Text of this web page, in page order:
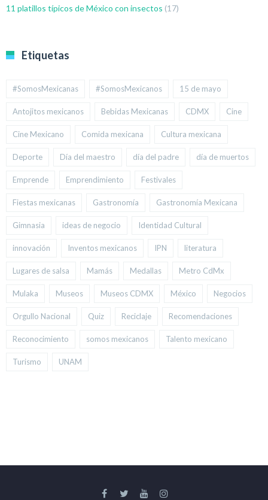
11 platillos típicos de México con insectos (17)
Etiquetas
#SomosMexicanas #SomosMexicanos 15 de mayo
Antojitos mexicanos Bebidas Mexicanas CDMX Cine
Cine Mexicano Comida mexicana Cultura mexicana
Deporte Día del maestro día del padre día de muertos
Emprende Emprendimiento Festivales
Fiestas mexicanas Gastronomía Gastronomía Mexicana
Gimnasia ideas de negocio Identidad Cultural
innovación Inventos mexicanos IPN literatura
Lugares de salsa Mamás Medallas Metro CdMx
Mulaka Museos Museos CDMX México Negocios
Orgullo Nacional Quiz Reciclaje Recomendaciones
Reconocimiento somos mexicanos Talento mexicano
Turismo UNAM